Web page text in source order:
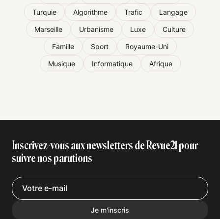
Turquie Algorithme Trafic Langage
Marseille Urbanisme Luxe Culture
Famille Sport Royaume-Uni
Musique Informatique Afrique
Inscrivez-vous aux newsletters de Revue21 pour
suivre nos parutions
Je m'inscris